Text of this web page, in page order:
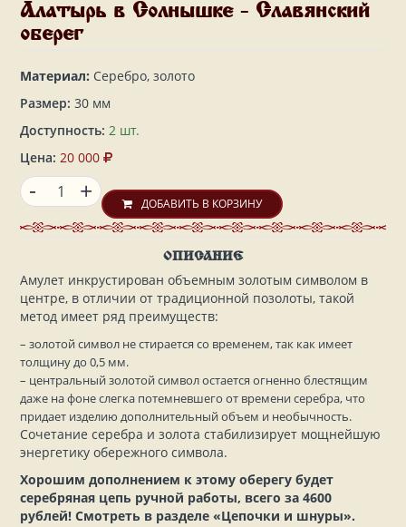
Алатырь в Солнышке - Славянский
оберег
Материал: Серебро, золото
Размер: 30 мм
Доступность: 2 шт.
Цена: 20 000
+
- ДОБАВИТЬ В КОРЗИНУ
ОПИСАНИЕ
Амулет инкрустирован объемным золотым символом в
центре, в отличии от традиционной позолоты, такой
метод имеет ряд преимуществ:
– золотой символ не стирается со временем, так как имеет
толщину до 0,5 мм.
– центральный золотой символ остается огненно блестящим
даже на фоне слегка потемневшего от времени серебра, что
придает изделию дополнительный объем и необычность.
Сочетание серебра и золота стабилизирует мощнейшую
энергетику обережного символа.
Хорошим дополнением к этому оберегу будет
серебряная цепь ручной работы, всего за 4600
рублей! Смотреть в разделе «Цепочки и шнуры».